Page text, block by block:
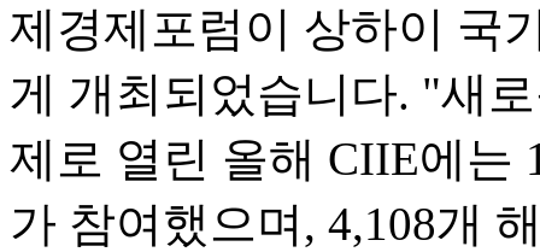
제경제포럼이 상하이 국
게 개최되었습니다. "새
제로 열린 올해 CIIE에는
가 참여했으며, 4,108개